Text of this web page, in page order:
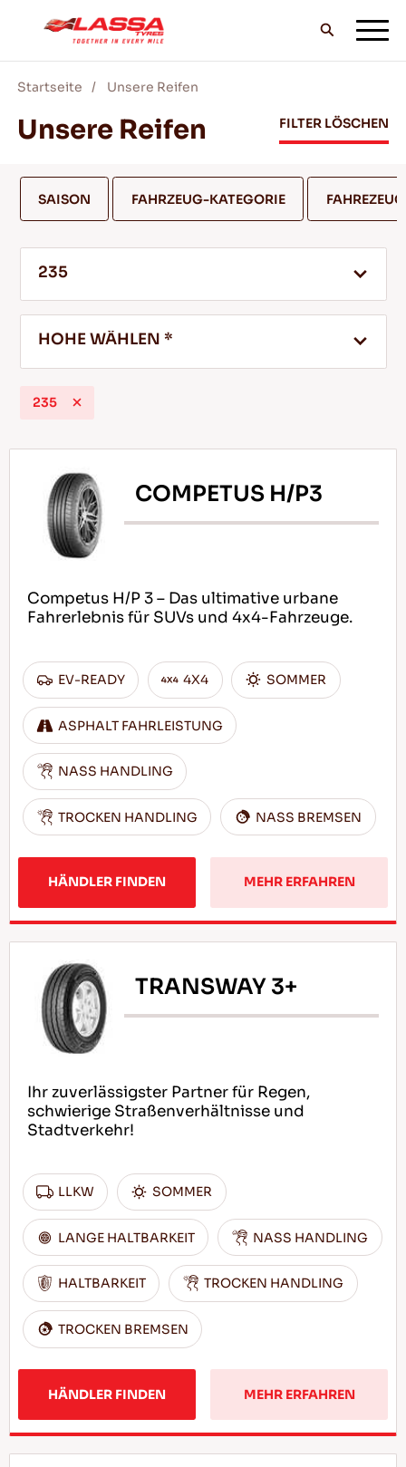
ALLE LASSA REIFEN
BLOG & VIDEOS
GEH MIT LASSA!
SERVICE & HILFE
WEITERLESEN
Startseite Unsere Reifen
Unsere Reifen FILTER LÖSCHEN
SAISON FAHRZEUG-KATEGORIE
235
HOHE WÄHLEN *
235
COMPETUS H/P3
Competus H/P 3 – Das ultimative urbane
Fahrerlebnis für SUVs und 4x4-Fahrzeuge.
EV-READY 4X4 SOMMER
ASPHALT FAHRLEISTUNG
NASS HANDLING
TROCKEN HANDLING NASS BREMSEN
HÄNDLER FINDEN MEHR ERFAHREN
TRANSWAY 3+
Ihr zuverlässigster Partner für Regen,
schwierige Straßenverhältnisse und
Stadtverkehr!
LLKW SOMMER
LANGE HALTBARKEIT NASS HANDLING
HALTBARKEIT TROCKEN HANDLING
TROCKEN BREMSEN
HÄNDLER FINDEN MEHR ERFAHREN